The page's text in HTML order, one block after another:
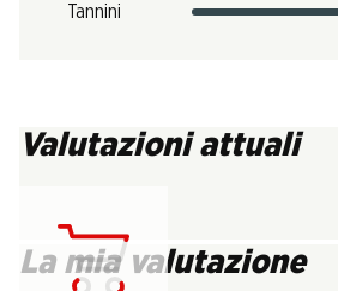
Tannini
Valutazioni attuali
La mia valutazione